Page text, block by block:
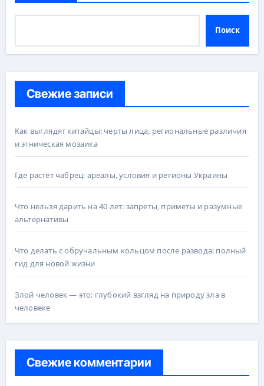
Поиск
Свежие записи
Как выглядят китайцы: черты лица, региональные различия
и этническая мозаика
Где растёт чабрец: ареалы, условия и регионы Украины
Что нельзя дарить на 40 лет: запреты, приметы и разумные
альтернативы
Что делать с обручальным кольцом после развода: полный
гид для новой жизни
Злой человек — это: глубокий взгляд на природу зла в
человеке
Свежие комментарии